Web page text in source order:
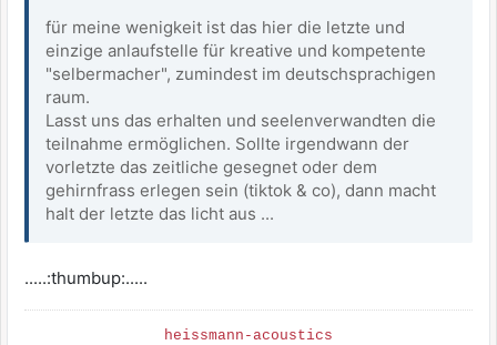
für meine wenigkeit ist das hier die letzte und
einzige anlaufstelle für kreative und kompetente
"selbermacher", zumindest im deutschsprachigen
raum.
Lasst uns das erhalten und seelenverwandten die
teilnahme ermöglichen. Sollte irgendwann der
vorletzte das zeitliche gesegnet oder dem
gehirnfrass erlegen sein (tiktok & co), dann macht
halt der letzte das licht aus ...
.....:thumbup:.....
heissmann-acoustics